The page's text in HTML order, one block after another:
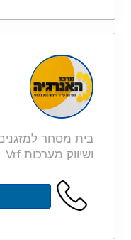
בית מסחר
ושיווק מערכות Vrf